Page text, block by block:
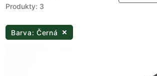
Produkty: 3
Barva: Černá